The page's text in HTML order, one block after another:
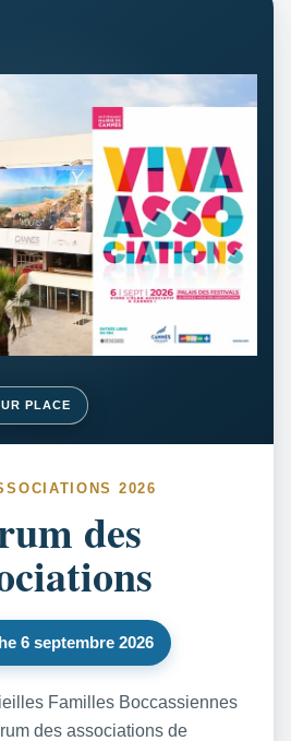
PLACE
2026
des
6 septembre 2026
Familles Boccassiennes
des associations de